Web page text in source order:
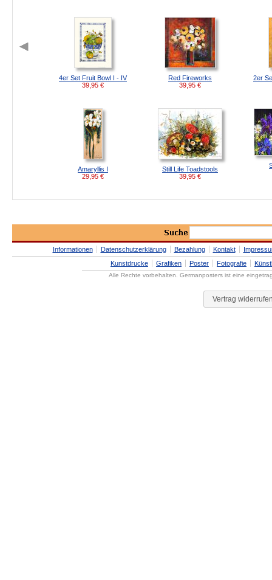
4er Set Fruit Bowl I - IV
39,95 €
Red Fireworks
39,95 €
2er
Amaryllis I
29,95 €
Still Life Toadstools
39,95 €
Informationen Datenschutzerklärung Bezahlung Kontakt
Kunstdrucke
Grafiken Poster Fotografie
Alle Rechte vorbehalten. Germanposters ist eine
Vertrag